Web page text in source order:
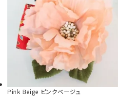
Pink Beige ピンクベージュ